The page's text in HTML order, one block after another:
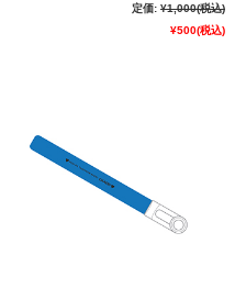
定価: ¥1,000(税込)
¥500(税込)